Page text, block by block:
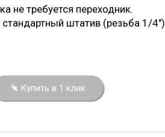
не требуется переходник.
штатив (резьба 1/4")
Купить в 1 клик